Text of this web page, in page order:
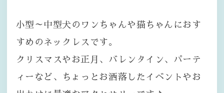
小型～中型犬のワンちゃんや猫ちゃんにおす
すめのネックレスです。
クリスマスやお正月、バレンタイン、パーテ
ィーなど、ちょっとお洒落したイベントやお